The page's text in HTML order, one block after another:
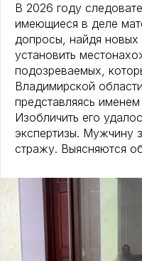
В 2026 году
имеющиеся в деле
допросы, найдя новых
установить
подозреваемых,
Владимирской
представляясь
Изобличить его
экспертизы. Мужчину
стражу. Выясняются